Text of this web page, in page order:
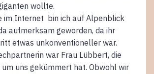
wollte.
im Internet bin ich auf Alpenblick
aufmerksam geworden, da ihr
etwas unkonventioneller war.
war Frau Lübbert, die
uns gekümmert hat. Obwohl wir